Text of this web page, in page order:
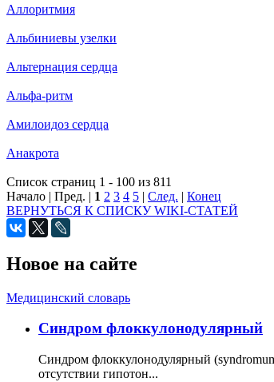
Аллоритмия
Альбиниевы узелки
Альтернация сердца
Альфа-ритм
Амилоидоз сердца
Анакрота
Список страниц 1 - 100 из 811
Начало | Пред. | 1 2 3 4 5 | След. | Конец
ВЕРНУТЬСЯ К СПИСКУ WIKI-СТАТЕЙ
Новое на сайте
Медицинский словарь
Cиндром флоккулонодулярный
Синдром флоккулонодулярный
отсутствии гипотон...